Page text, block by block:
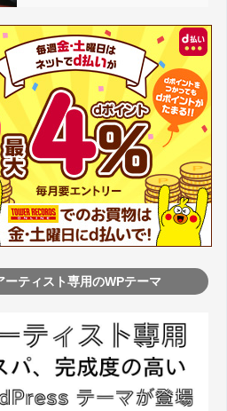
ーティスト専用のWPテーマ